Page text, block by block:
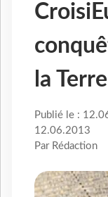
la
Publié le :
12.06.2013
Par Rédaction